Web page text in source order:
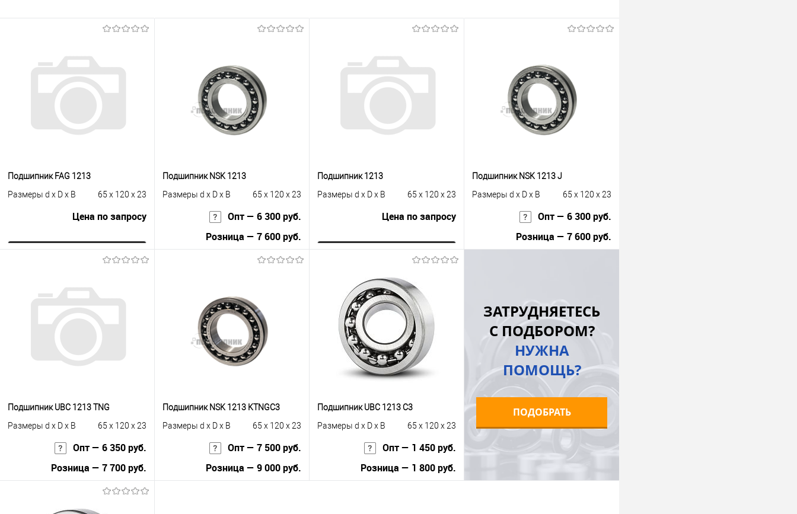
Подшипник FAG 1213
Размеры d x D x B
65 x 120 x 23
Цена по запросу
Запросить цену
Купить в 1 клик
В избранное
Подшипник NSK 1213
Размеры d x D x B
65 x 120 x 23
Опт — 6 300 руб.
Розница — 7 600 руб.
Купить в 1 клик
К сравнению
В избранное
Под заказ
Подшипник 1213
Размеры d x D x B
65 x 120 x 23
Цена по запросу
Запросить цену
Купить в 1 клик
К сравнению
В избранное
Под заказ
Подшипник NSK 1213 J
Размеры d x D x B
65 x 120 x 23
Опт — 6 300 руб.
Розница — 7 600 руб.
Купить в 1 клик
В избранное
Под заказ
Подшипник UBC 1213 TNG
Размеры d x D x B
65 x 120 x 23
Опт — 6 350 руб.
Розница — 7 700 руб.
Подшипник NSK 1213 KTNGC3
Размеры d x D x B
65 x 120 x 23
Опт — 7 500 руб.
Розница — 9 000 руб.
Подшипник UBC 1213 C3
Размеры d x D x B
65 x 120 x 23
Опт — 1 450 руб.
Розница — 1 800 руб.
ЗАТРУДНЯЕТЕСЬ
С ПОДБОРОМ?
НУЖНА
ПОМОЩЬ?
ПОДОБРАТЬ